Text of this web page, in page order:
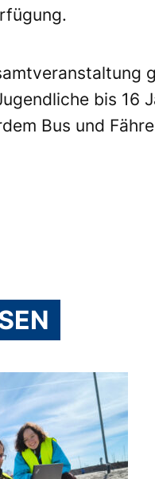
bis 16
Bus und